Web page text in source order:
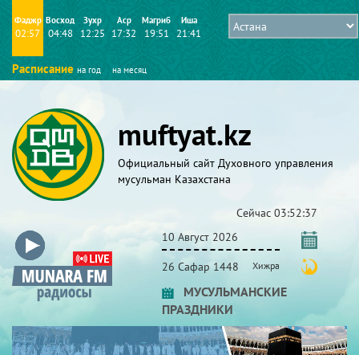
Фаджр
02:57
Восход
04:48
Зухр
12:25
Аср
17:32
Магриб
19:51
Иша
21:41
Расписание на год на месяц
muftyat.kz
Официальный сайт Духовного управления
мусульман Казахстана
Сейчас 03:52:37
10 Август 2026
26 Сафар 1448 Хижра
МУСУЛЬМАНСКИЕ
ПРАЗДНИКИ